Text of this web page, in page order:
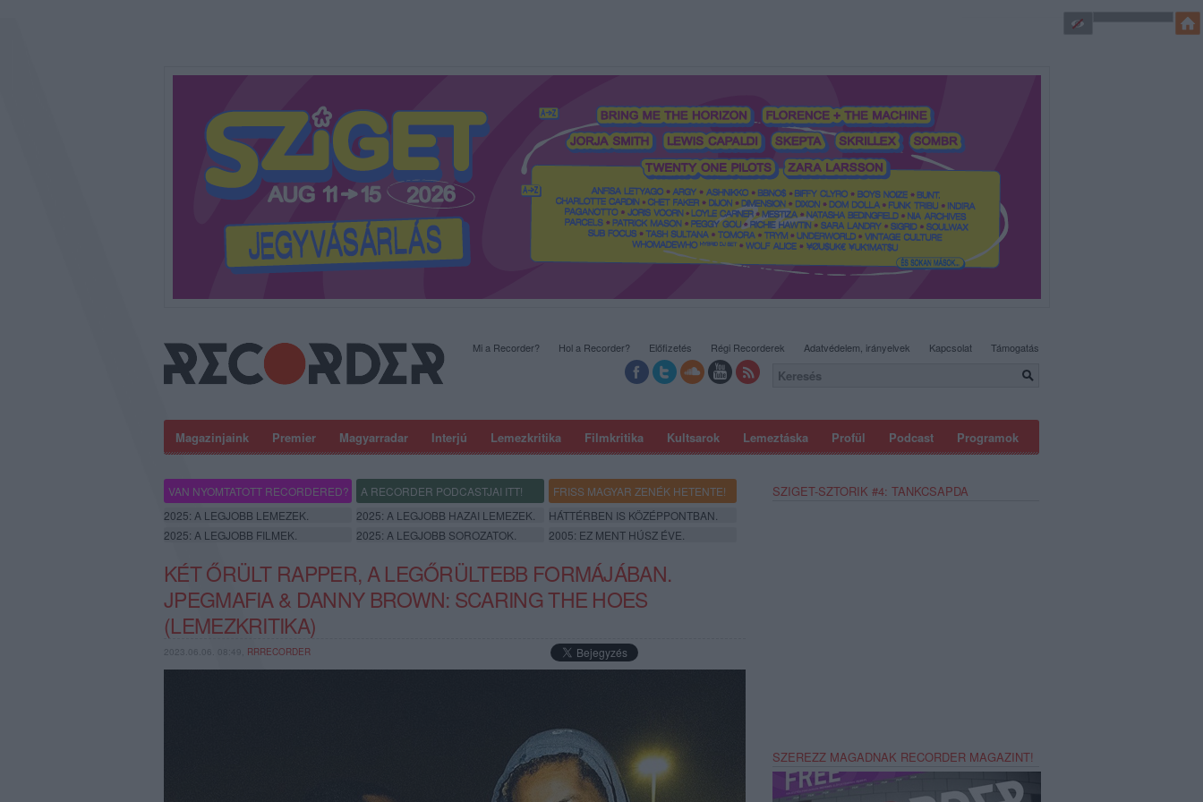
Magazinjaink Premier Magyarradar Interjú Lemezkritika Filmkritika Kultsarok Lemeztáska Profül Podcast Programok
Mi a Recorder? Hol a Recorder? Előfizetés Régi Recorderek Adatvédelem, irányelvek Kapcsolat Támogatás
VAN NYOMTATOTT RECORDERED? A RECORDER PODCASTJAI ITT!
FRISS MAGYAR ZENÉK HETENTE!
2025: A LEGJOBB LEMEZEK.
2025: A LEGJOBB HAZAI LEMEZEK.
HÁTTÉRBEN IS KÖZÉPPONTBAN.
2025: A LEGJOBB FILMEK.
2025: A LEGJOBB SOROZATOK. 2005: EZ MENT HÚSZ ÉVE.
KÉT ŐRÜLT RAPPER, A LEGŐRÜLTEBB FORMÁJÁBAN.
JPEGMAFIA & DANNY BROWN: SCARING THE HOES
(LEMEZKRITIKA)
2023.06.06. 08:49, RRRECORDER
SZIGET-SZTORIK #4: TANKCSAPDA
SZEREZZ MAGADNAK RECORDER MAGAZINT!
SÜTI BEÁLLÍTÁSOK MÓDOSÍTÁSA